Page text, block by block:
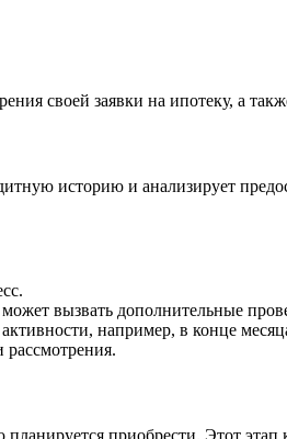
своей заявки на ипотеку, а
историю и анализирует
вызвать дополнительные
например, в конце
приобрести. Этот